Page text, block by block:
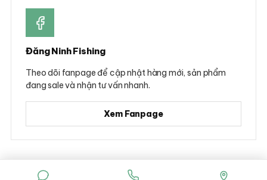
Đăng Ninh Fishing
Theo dõi fanpage để cập nhật hàng mới, sản phẩm
đang sale và nhận tư vấn nhanh.
Xem Fanpage
© 2026 Đăng Ninh Fishing - Hộ kinh doanh Dụng cụ câu cá Đăng Ninh